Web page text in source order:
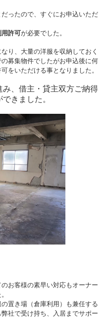
ったので、すぐにお申込いただ
用許可が必要でした。
り、大量の洋服を収納しておく
募集物件でしたがお申込後に何
をいただける事となりました。
、借主・貸主双方ご納得
きました。
お客様の素早い対応もオーナー
置き場（倉庫利用）も兼任する
社で受け持ち、入居までサポー